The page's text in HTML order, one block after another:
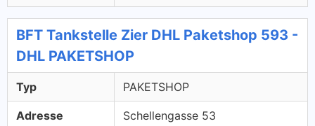
BFT Tankstelle Zier DHL Paketshop 593 -
DHL PAKETSHOP
Typ PAKETSHOP
Adresse
Schellengasse 53